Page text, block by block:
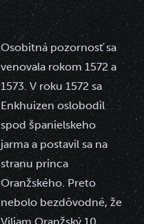
Osobitná pozornosť sa
venovala rokom 1572 a
1573. V roku 1572 sa
Enkhuizen oslobodil
spod španielskeho
jarma a postavil sa na
stranu princa
Oranžského. Preto
nebolo bezdôvodné, že
Viliam Oranžský 10.